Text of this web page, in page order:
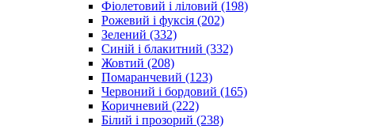
Фіолетовий і ліловий (198)
Рожевий і фуксія (202)
Зелений (332)
Синій і блакитний (332)
Жовтий (208)
Помаранчевий (123)
Червоний і бордовий (165)
Коричневий (222)
Білий і прозорий (238)